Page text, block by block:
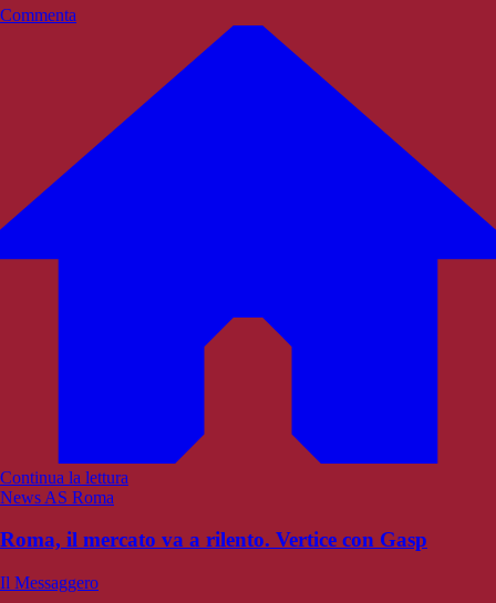
Commenta
Continua la lettura
News AS Roma
Roma, il mercato va a rilento. Vertice con Gasp
Il Messaggero